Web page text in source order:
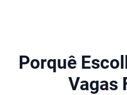
Porquê
Vagas